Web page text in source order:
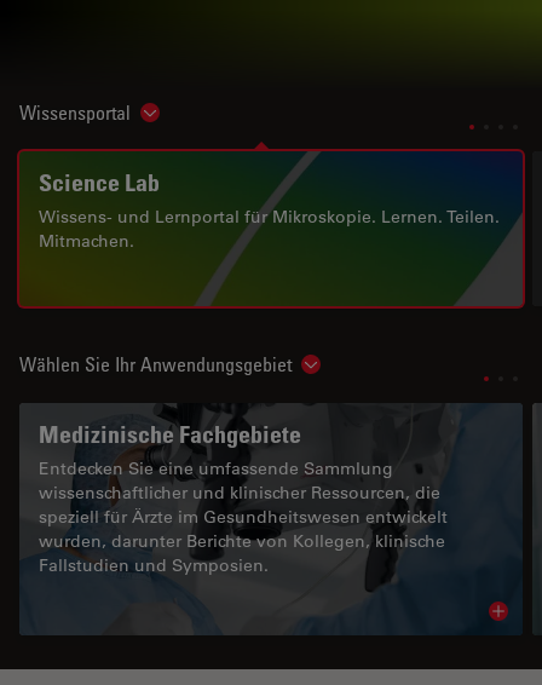
Wissensportal Show subnavigation
Science Lab
Wissens- und Lernportal für Mikroskopie. Lernen. Teilen.
Mitmachen.
Wählen Sie Ihr Anwendungsgebiet Show subnavigation
Medizinische Fachgebiete
Entdecken Sie eine umfassende Sammlung
wissenschaftlicher und klinischer Ressourcen, die
speziell für Ärzte im Gesundheitswesen entwickelt
wurden, darunter Berichte von Kollegen, klinische
Fallstudien und Symposien.